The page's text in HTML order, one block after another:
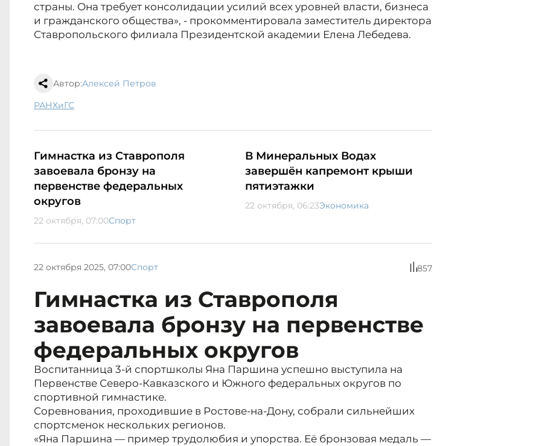
страны. Она требует консолидации усилий всех уровней власти, бизнеса
и гражданского общества», - прокомментировала заместитель директора
Ставропольского филиала Президентской академии Елена Лебедева.
Автор:Алексей Петров
РАНХиГС
Гимнастка из Ставрополя
завоевала бронзу на
первенстве федеральных
округов
22 октября, 07:00Спорт
В Минеральных Водах
завершён капремонт крыши
пятиэтажки
22 октября, 06:23Экономика
22 октября 2025, 07:00Спорт 857
Гимнастка из Ставрополя
завоевала бронзу на первенстве
федеральных округов
Воспитанница 3-й спортшколы Яна Паршина успешно выступила на
Первенстве Северо-Кавказского и Южного федеральных округов по
спортивной гимнастике.
Соревнования, проходившие в Ростове-на-Дону, собрали сильнейших
спортсменок нескольких регионов.
«Яна Паршина — пример трудолюбия и упорства. Её бронзовая медаль —